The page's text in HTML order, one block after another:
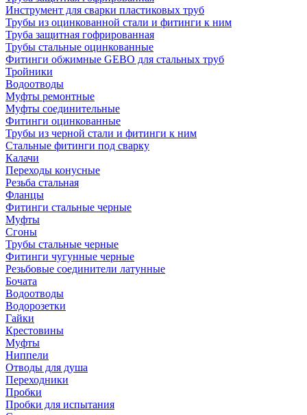
Инструмент для сварки пластиковых труб
Трубы из оцинкованной стали и фитинги к ним
Труба защитная гофрированная
Трубы стальные оцинкованные
Фитинги обжимные GEBO для стальных труб
Тройники
Водоотводы
Муфты ремонтные
Муфты соединительные
Фитинги оцинкованные
Трубы из черной стали и фитинги к ним
Стальные фитинги под сварку
Калачи
Переходы конусные
Резьба стальная
Фланцы
Фитинги стальные черные
Муфты
Сгоны
Трубы стальные черные
Фитинги чугунные черные
Резьбовые соединители латунные
Бочата
Водоотводы
Водорозетки
Гайки
Крестовины
Муфты
Ниппели
Отводы для душа
Переходники
Пробки
Пробки для испытания